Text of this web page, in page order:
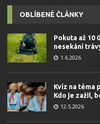
OBLÍBENÉ ČLÁNKY
Pokuta až 10
nesekání
1.6.2026
Kvíz na téma
Kdo je zažil,
12.5.2026